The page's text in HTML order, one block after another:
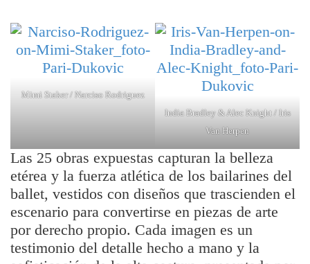
Mimi Staker / Narciso Rodriguez
India Bradley & Alec Knight / Iris
Van Herpen
Las 25 obras expuestas capturan la belleza
etérea y la fuerza atlética de los bailarines del
ballet, vestidos con diseños que trascienden el
escenario para convertirse en piezas de arte
por derecho propio. Cada imagen es un
testimonio del detalle hecho a mano y la